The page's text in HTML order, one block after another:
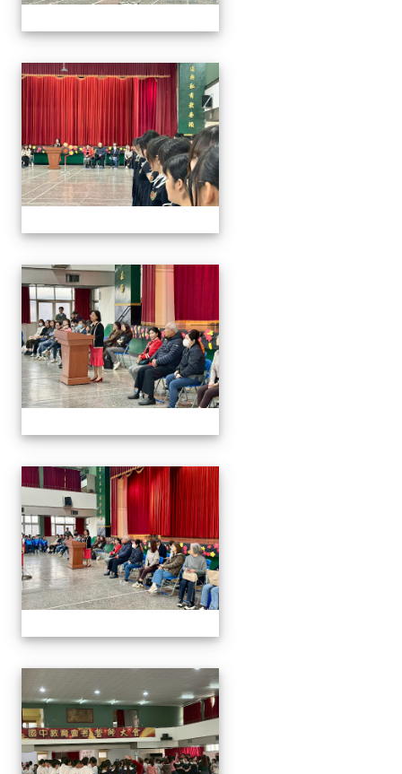
2026/01/07會考誓師活
2026/01/07會考誓師活
2026/01/07會考誓師活
2026/01/07會考誓師活